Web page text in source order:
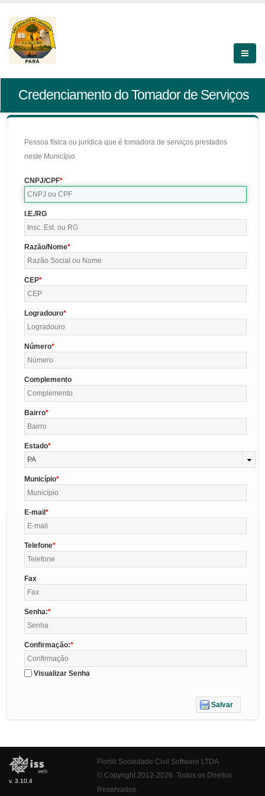
Credenciamento do Tomador de Serviços
Pessoa física ou jurídica que é tomadora de serviços prestados
neste Município
CNPJ/CPF
I.E./RG
Razão/Nome
CEP
Logradouro
Número
Complemento
Bairro
Estado
PA
Município
E-mail
Telefone
Fax
Senha:
Confirmação:
Visualizar Senha
Salvar
v. 3.10.4
Fiorilli Sociedade Civil Software LTDA
© Copyright 2012-2026. Todos os Direitos
Reservados.